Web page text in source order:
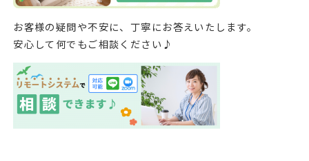
お客様の疑問や不安に、丁寧にお答えいたします。
安心して何でもご相談ください♪